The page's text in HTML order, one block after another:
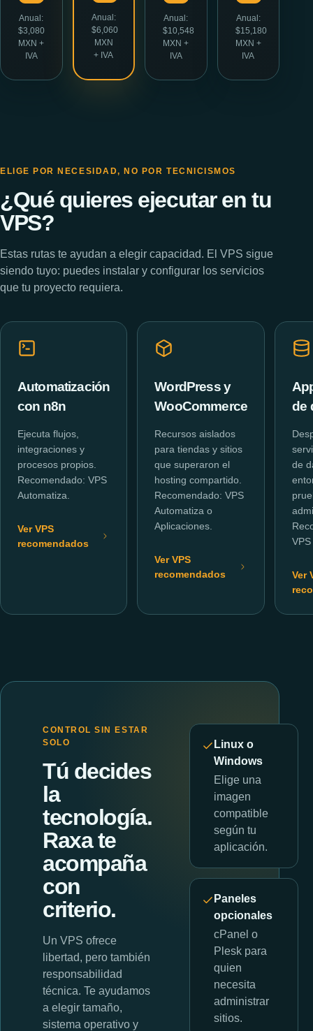
Anual:
$3,080
MXN +
IVA
Anual:
$6,060
MXN
+ IVA
Anual:
$10,548
MXN +
IVA
Anual:
$15,180
MXN +
IVA
ELIGE POR NECESIDAD, NO POR TECNICISMOS
¿Qué quieres ejecutar en tu
VPS?
Estas rutas te ayudan a elegir capacidad. El VPS sigue
siendo tuyo: puedes instalar y configurar los servicios
que tu proyecto requiera.
Automatización
con n8n
Ejecuta flujos,
integraciones y
procesos propios.
Recomendado: VPS
Automatiza.
Ver VPS
recomendados
WordPress y
WooCommerce
Recursos aislados
para tiendas y sitios
que superaron el
hosting compartido.
Recomendado: VPS
Automatiza o
Aplicaciones.
Ver VPS
recomendados
de
de
Ver
CONTROL SIN ESTAR
SOLO
Tú decides
la
tecnología.
Raxa te
acompaña
con
criterio.
Un VPS ofrece
libertad, pero también
responsabilidad
técnica. Te ayudamos
a elegir tamaño,
sistema operativo y
Linux o
Windows
Elige una
imagen
compatible
según tu
aplicación.
Paneles
opcionales
cPanel o
Plesk para
quien
necesita
administrar
sitios.